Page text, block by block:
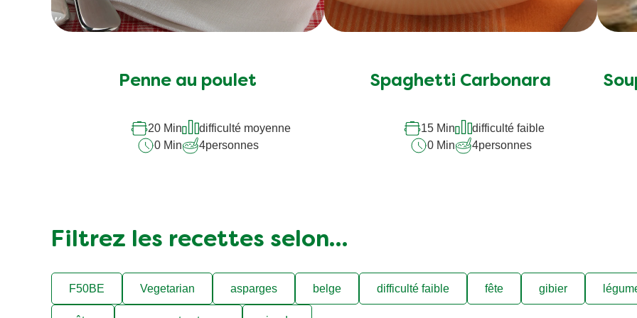
évaluation
pour
ce
recipe
20 Min
difficulté moyenne
évaluation
pour
ce
recipe
15 Min
difficulté faible
F50BE Vegetarian asparges belge difficulté faible fête gibier